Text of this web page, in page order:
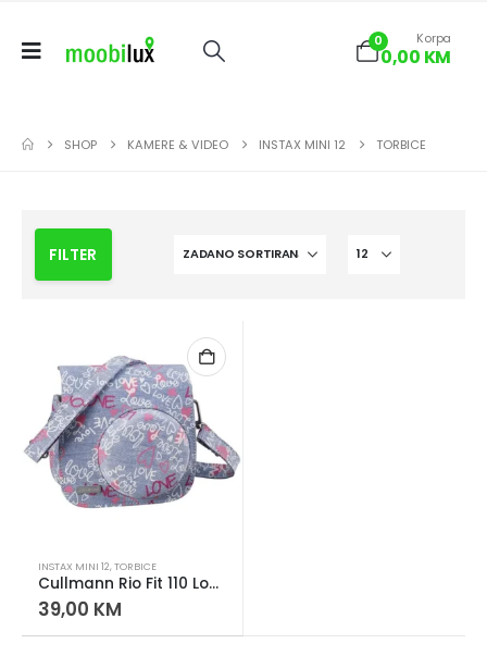
0 Korpa
0,00 KM
SHOP KAMERE & VIDEO INSTAX MINI 12 TORBICE
FILTER
INSTAX MINI 12,TORBICE
Cullmann Rio Fit 110 Love torbica za Instax Mini 12 – futrola
39,00 KM